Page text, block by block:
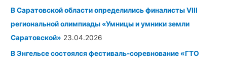
В Саратовской области определились финалистыVIII
региональной олимпиады «Умницы и умники земли
Саратовской» 23.04.2026
В Энгельсе состоялся фестиваль-соревнование «ГТО